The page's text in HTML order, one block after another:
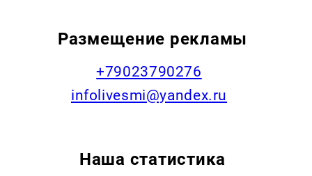
Размещение рекламы
+79023790276
infolivesmi@yandex.ru
Наша статистика